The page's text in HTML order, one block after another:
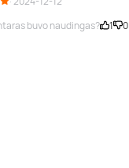
buvo naudingas?
1 0